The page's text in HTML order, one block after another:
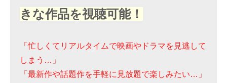
きな作品を視聴可能！
「忙しくてリアルタイムで映画やドラマを見逃して
しまう…」
「最新作や話題作を手軽に見放題で楽しみたい…」